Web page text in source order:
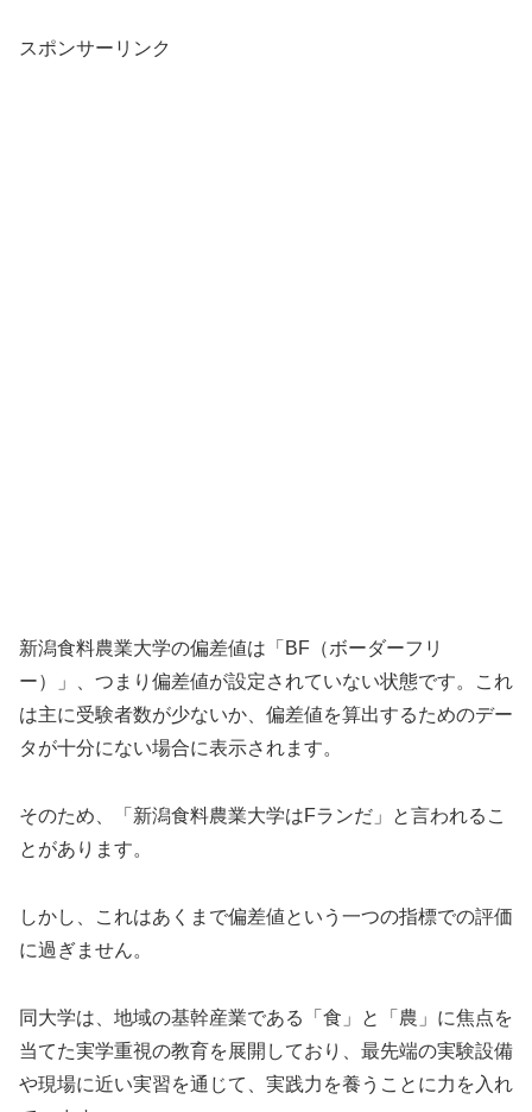
スポンサーリンク
新潟食料農業大学の偏差値は「BF（ボーダーフリ
ー）」、つまり偏差値が設定されていない状態です。これ
は主に受験者数が少ないか、偏差値を算出するためのデー
タが十分にない場合に表示されます。
そのため、「新潟食料農業大学はFランだ」と言われるこ
とがあります。
しかし、これはあくまで偏差値という一つの指標での評価
に過ぎません。
同大学は、地域の基幹産業である「食」と「農」に焦点を
当てた実学重視の教育を展開しており、最先端の実験設備
や現場に近い実習を通じて、実践力を養うことに力を入れ